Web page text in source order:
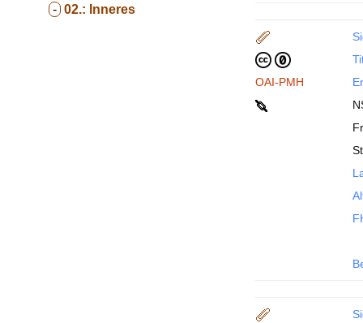
- 02.: Inneres
OAI-PMH